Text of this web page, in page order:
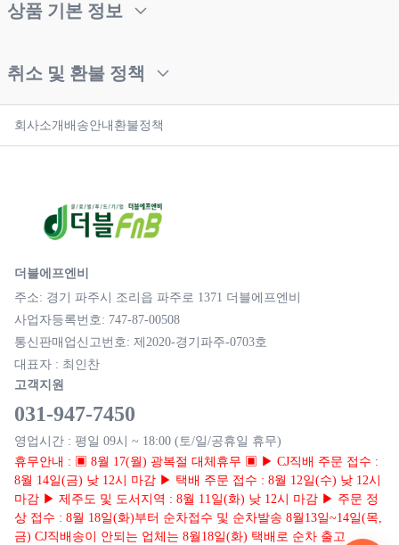
상품 기본 정보
취소 및 환불 정책
회사소개 배송안내 환불정책
더블에프엔비
주소: 경기 파주시 조리읍 파주로 1371 더블에프엔비
사업자등록번호: 747-87-00508
통신판매업신고번호: 제2020-경기파주-0703호
대표자 : 최인찬
고객지원
031-947-7450
영업시간 : 평일 09시 ~ 18:00 (토/일/공휴일 휴무)
휴무안내 : ▣ 8월 17(월) 광복절 대체휴무 ▣ ▶ CJ직배 주문 접수 :
8월 14일(금) 낮 12시 마감 ▶ 택배 주문 접수 : 8월 12일(수) 낮 12시
마감 ▶ 제주도 및 도서지역 : 8월 11일(화) 낮 12시 마감 ▶ 주문 정
상 접수 : 8월 18일(화)부터 순차접수 및 순차발송 8월13일~14일(목,
금) CJ직배송이 안되는 업체는 8월18일(화) 택배로 순차 출고